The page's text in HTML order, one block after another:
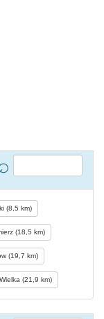
(8,5 km)
(18,5 km)
(19,7 km)
(21,9 km)